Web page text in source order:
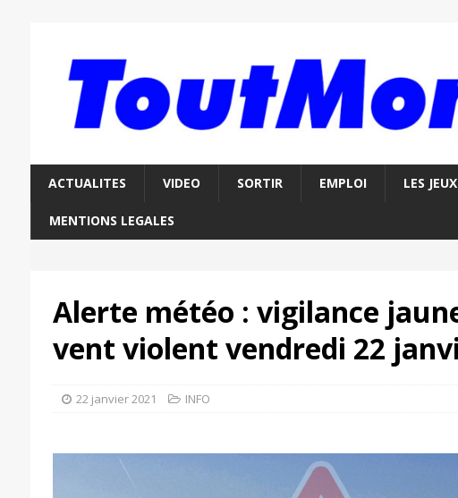
ACTUALITES VIDEO SORTIR EMPLOI LES JEUX
MENTIONS LEGALES
Alerte météo : vigilance
vent violent vendredi 22
22 janvier 2021 INFO